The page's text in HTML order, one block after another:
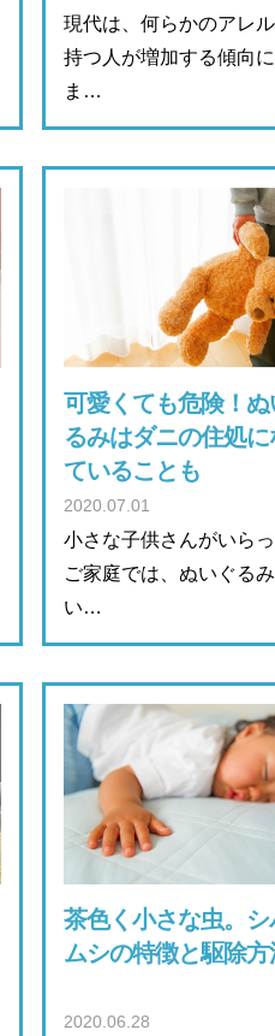
現代は、何らかのアレ
持つ人が増加する傾向に
ま…
可愛くても危険！ぬ
るみはダニの住処に
ていることも
2020.07.01
小さな子供さんがいら
ご家庭では、ぬいぐる
い…
茶色く小さな虫。シ
ムシの特徴と駆除方
2020.06.28